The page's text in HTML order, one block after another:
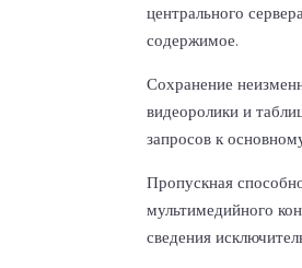
центрального
содержимое.
Сохранение
видеоролики и
запросов к
Пропускная
мультимедийного
сведения